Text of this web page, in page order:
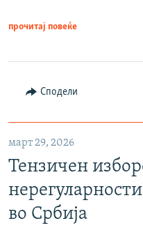
прочитај повеќе
Сподели
март 29, 2026
Тензичен
во Србија